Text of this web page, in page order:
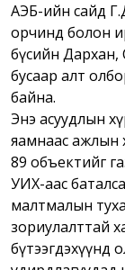
АҮЭБ-ийн сайд
орчинд болон
бүсийн Дархан,
бусаар алт
байна.
Энэ асуудлын
яамнаас ажлын
89 объектийг
УИХ-аас
малтмалын
зориулалттай
бүтээгдэхүүнд